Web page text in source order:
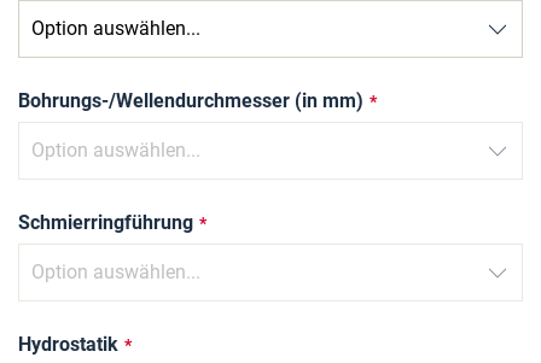
Bohrungs-/Wellendurchmesser (in mm)
Schmierringführung
Hydrostatik